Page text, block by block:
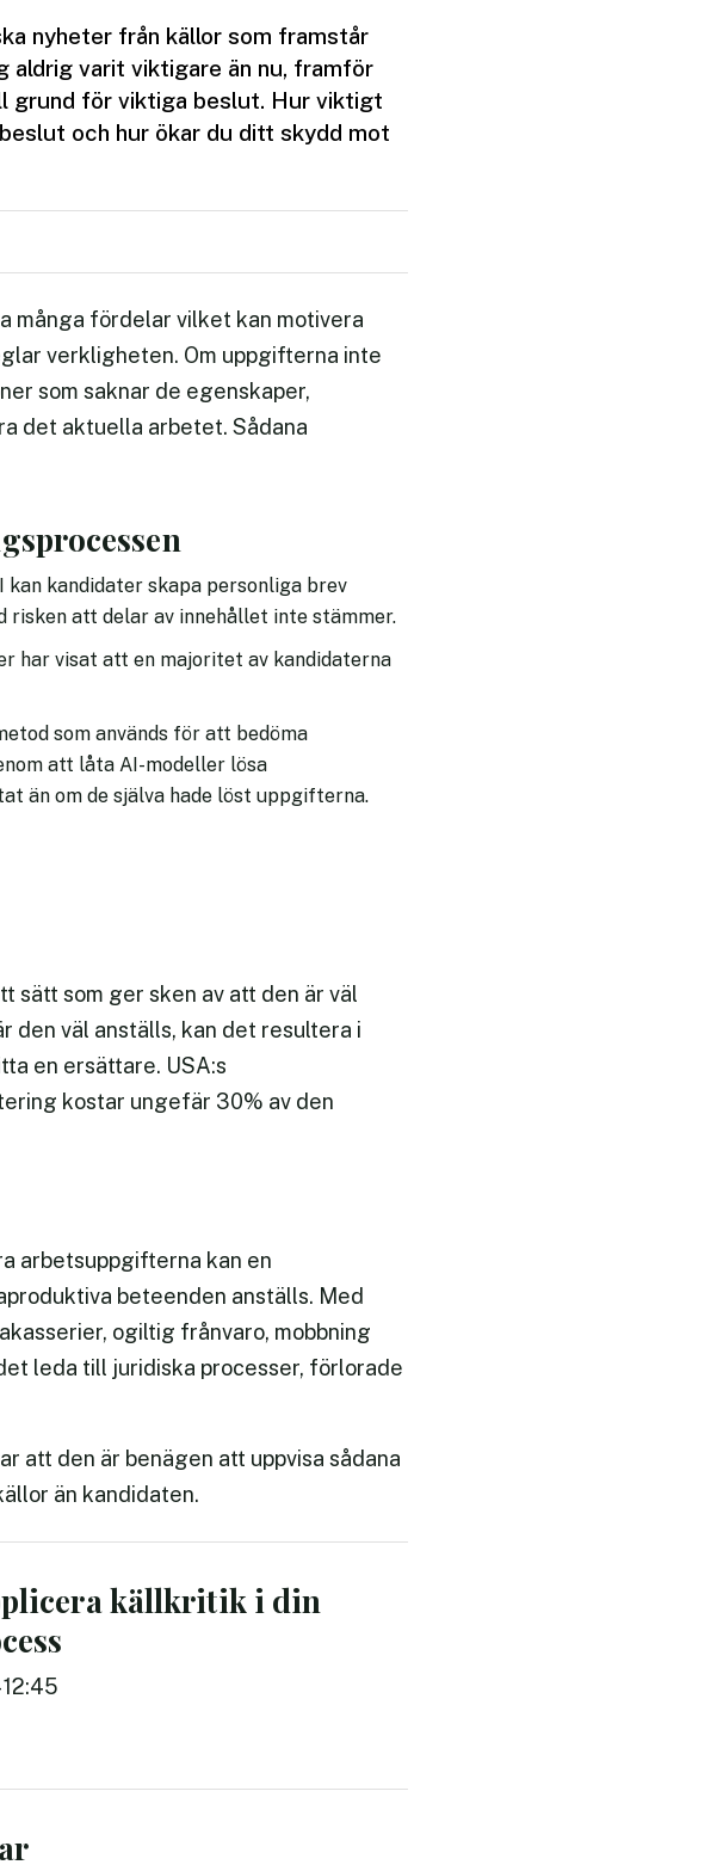
nyheter från källor som framstår
aldrig varit viktigare än nu, framför
grund för viktiga beslut. Hur viktigt
och hur ökar du ditt skydd mot
många fördelar vilket kan motivera
verkligheten. Om uppgifterna inte
som saknar de egenskaper,
det aktuella arbetet. Sådana
kan kandidater skapa personliga brev
risken att delar av innehållet inte stämmer.
har visat att en majoritet av kandidaterna
som används för att bedöma
att låta AI-modeller lösa
än om de själva hade löst uppgifterna.
sätt som ger sken av att den är väl
den väl anställs, kan det resultera i
en ersättare. USA:s
kostar ungefär 30% av den
arbetsuppgifterna kan en
beteenden anställs. Med
ogiltig frånvaro, mobbning
leda till juridiska processer, förlorade
att den är benägen att uppvisa sådana
än kandidaten.
källkritik i din